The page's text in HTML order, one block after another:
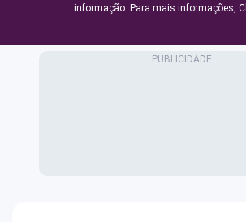
informação. Para mais informações,